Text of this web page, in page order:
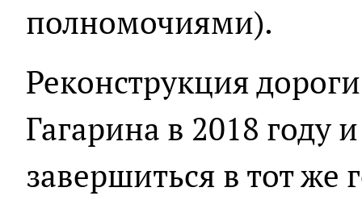
полномочиями).
Реконструкция
Гагарина в 2018 году
завершиться в тот же